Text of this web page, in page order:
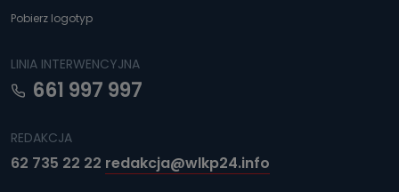
Pobierz logotyp
LINIA INTERWENCYJNA
661 997 997
REDAKCJA
62 735 22 22 redakcja@wlkp24.info